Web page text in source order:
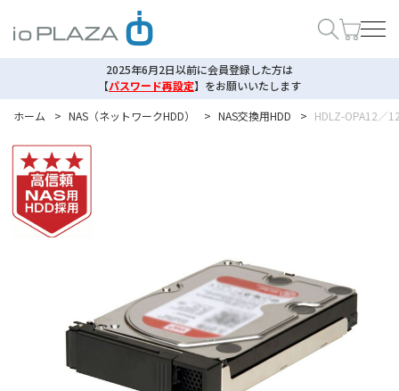
2025年6月2日以前に会員登録した方は
【パスワード再設定】 をお願いいたします
ホーム
> NAS（ネットワークHDD） > NAS交換用HDD > HDLZ-OPA12／